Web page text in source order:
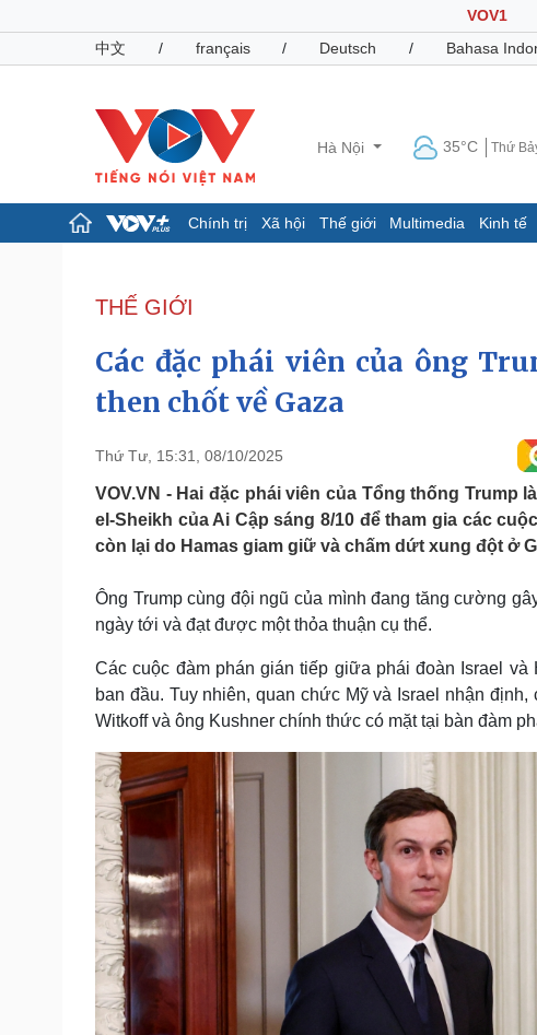
VOV1
中文
/ français / Deutsch / Bahasa
Hà Nội 35°C Thứ
Chính trị Xã hội Thế giới Multimedia Kinh tế
Đảng
Tổ chức nhân sự
Nhận diện sự thật
Giáo dục
Dấu ấn VOV
Biển đảo
Pháp luật
Tin nóng
Tư vấn luật
Việt Nam
Phân tích
Sức khỏe
Dinh dưỡng - món ngon
Cây thuốc
Sản phụ khoa
Nhi khoa
Nam khoa
Làm đẹp - giảm cân
Phòng mạch online
Ăn sạch sống khỏe
Đời sống
Nhà đẹp
Blog
Tình yêu - Gia đình
Cải chính
THẾ GIỚI
Các đặc phái viên của ông
then chốt về Gaza
Thứ Tư, 15:31, 08/10/2025
VOV.VN - Hai đặc phái viên của Tổng thống Trump
el-Sheikh của Ai Cập sáng 8/10 để tham gia các
còn lại do Hamas giam giữ và chấm dứt xung đột ở
Ông Trump cùng đội ngũ của mình đang tăng cường
ngày tới và đạt được một thỏa thuận cụ thể.
Các cuộc đàm phán gián tiếp giữa phái đoàn Israel
ban đầu. Tuy nhiên, quan chức Mỹ và Israel nhận
Witkoff và ông Kushner chính thức có mặt tại bàn đàm